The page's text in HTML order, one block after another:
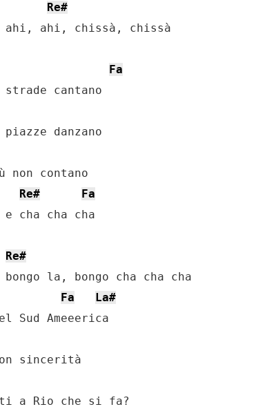
Re#
ahi, chissà, chissà
Fa
cantano
danzano
non contano
Re#
Fa
e cha cha cha
Re#
bongo la, bongo cha cha cha
Fa
La#
Sud Ameeerica
sincerità
a Rio che si fa?